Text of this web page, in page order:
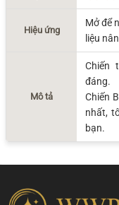
Hiệu ứng
Mở để
liệu
Mô tả
Chiến
đáng.
Chiến
nhất,
bạn.